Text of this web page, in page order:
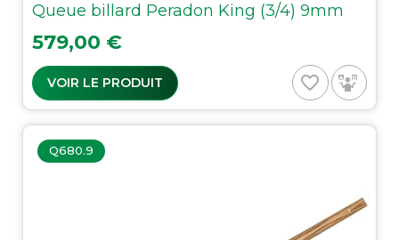
Queue billard Peradon King (3/4) 9mm
Prix
579,00 €
VOIR LE PRODUIT favorite_border
Q680.9